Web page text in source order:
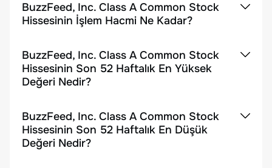
BuzzFeed, Inc. Class A Common Stock
Hissesinin İşlem Hacmi Ne Kadar?
BuzzFeed, Inc. Class A Common Stock
Hissesinin Son 52 Haftalık En Yüksek
Değeri Nedir?
BuzzFeed, Inc. Class A Common Stock
Hissesinin Son 52 Haftalık En Düşük
Değeri Nedir?